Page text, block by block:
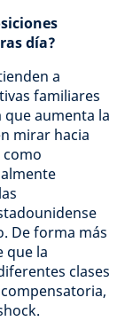
día?
a
familiares
que aumenta la
mirar hacia
como
De forma más
que la
clases